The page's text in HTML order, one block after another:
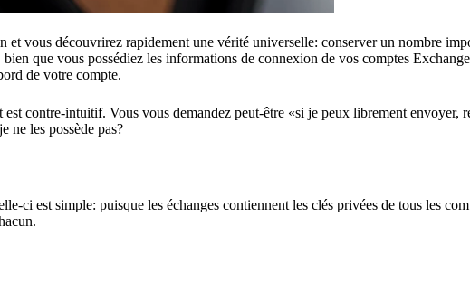
et vous découvrirez rapidement une vérité universelle: conserver un nombre
que vous possédiez les informations de connexion de vos comptes
de votre compte.
contre-intuitif. Vous vous demandez peut-être «si je peux librement envoyer,
ne les possède pas?
ci est simple: puisque les échanges contiennent les clés privées de tous les